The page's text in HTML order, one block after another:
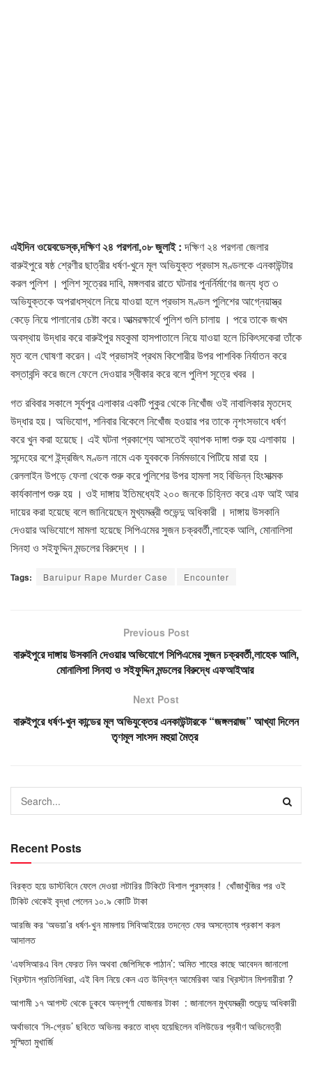
এইদিন ওয়েবডেস্ক,দক্ষিণ ২৪ পরগনা,০৮ জুলাই :দক্ষিণ ২৪ পরগনা জেলার
বারুইপুরে ষষ্ঠ শ্রেণীর ছাত্রীর ধর্ষণ-খুনে মূল অভিযুক্ত প্রভাস মণ্ডলকে এনকাউন্টার
করল পুলিশ । পুলিশ সূত্রের দাবি, মঙ্গলবার রাতে ঘটনার পুনর্নির্মাণের জন্য ধৃত ৩
অভিযুক্তকে অপরাধস্থলে নিয়ে যাওয়া হলে প্রভাস মণ্ডল পুলিশের আগ্নেয়াস্ত্র
কেড়ে নিয়ে পালানোর চেষ্টা করে ৷ আত্মরক্ষার্থে পুলিশ গুলি চালায় । পরে তাকে জখম
অবস্থায় উদ্ধার করে বারুইপুর মহকুমা হাসপাতালে নিয়ে যাওয়া হলে চিকিৎসকেরা তাঁকে
মৃত বলে ঘোষণা করেন। এই প্রভাসই প্রথম কিশোরীর উপর পাশবিক নির্যাতন করে
বস্তাবন্দি করে জলে ফেলে দেওয়ার স্বীকার করে বলে পুলিশ সূত্রে খবর ।
গত রবিবার সকালে সূর্যপুর এলাকার একটি পুকুর থেকে নিখোঁজ ওই নাবালিকার মৃতদেহ
উদ্ধার হয়। অভিযোগ, শনিবার বিকেলে নিখোঁজ হওয়ার পর তাকে নৃশংসভাবে ধর্ষণ
করে খুন করা হয়েছে। এই ঘটনা প্রকাশ্যে আসতেই ব্যাপক দাঙ্গা শুরু হয় এলাকায় ।
সন্দেহের বশে ইন্দ্রজিৎ মণ্ডল নামে এক যুবককে নির্মমভাবে পিটিয়ে মারা হয় ।
রেললাইন উপড়ে ফেলা থেকে শুরু করে পুলিশের উপর হামলা সহ বিভিন্ন হিংসাত্মক
কার্যকালাপ শুরু হয় । ওই দাঙ্গায় ইতিমধ্যেই ২০০ জনকে চিহ্নিত করে এফ আই আর
দায়ের করা হয়েছে বলে জানিয়েছেন মুখ্যমন্ত্রী শুভেন্দু অধিকারী । দাঙ্গায় উসকানি
দেওয়ার অভিযোগে মামলা হয়েছে সিপিএমের সুজন চক্রবর্তী,লাহেক আলি, মোনালিসা
সিনহা ও সইফুদ্দিন মন্ডলের বিরুদ্ধে ।।
Tags: Baruipur Rape Murder Case Encounter
Previous Post
বারুইপুরে দাঙ্গায় উসকানি দেওয়ার অভিযোগে সিপিএমের সুজন চক্রবর্তী,লাহেক আলি,
মোনালিসা সিনহা ও সইফুদ্দিন মন্ডলের বিরুদ্ধে এফআইআর
Next Post
বারুইপুরে ধর্ষণ-খুন কান্ডের মূল অভিযুক্তের এনকাউন্টারকে “জঙ্গলরাজ” আখ্যা দিলেন
তৃণমূল সাংসদ মহুয়া মৈত্র
Recent Posts
বিরক্ত হয়ে ডাস্টবিনে ফেলে দেওয়া লটারির টিকিটে বিশাল পুরস্কার ! খোঁজাখুঁজির পর ওই
টিকিট থেকেই বৃদ্ধা পেলেন ১০.৯ কোটি টাকা
আরজি কর ‘অভয়া’র ধর্ষণ-খুন মামলায় সিবিআইয়ের তদন্তে ফের অসন্তোষ প্রকাশ করল
আদালত
‘এফসিআরএ বিল ফেরত নিন অথবা জেপিসিকে পাঠান’: অমিত শাহের কাছে আবেদন জানালো
খ্রিস্টান প্রতিনিধিরা, এই বিল নিয়ে কেন এত উদ্বিগ্ন আমেরিকা আর খ্রিস্টান মিশনারীরা ?
আগামী ১৭ আগস্ট থেকে ঢুকবে অন্নপূর্ণা যোজনার টাকা : জানালেন মুখ্যমন্ত্রী শুভেন্দু অধিকারী
অর্থাভাবে ‘সি-গ্রেড’ ছবিতে অভিনয় করতে বাধ্য হয়েছিলেন বলিউডের প্রবীণ অভিনেত্রী
সুস্মিতা মুখার্জি